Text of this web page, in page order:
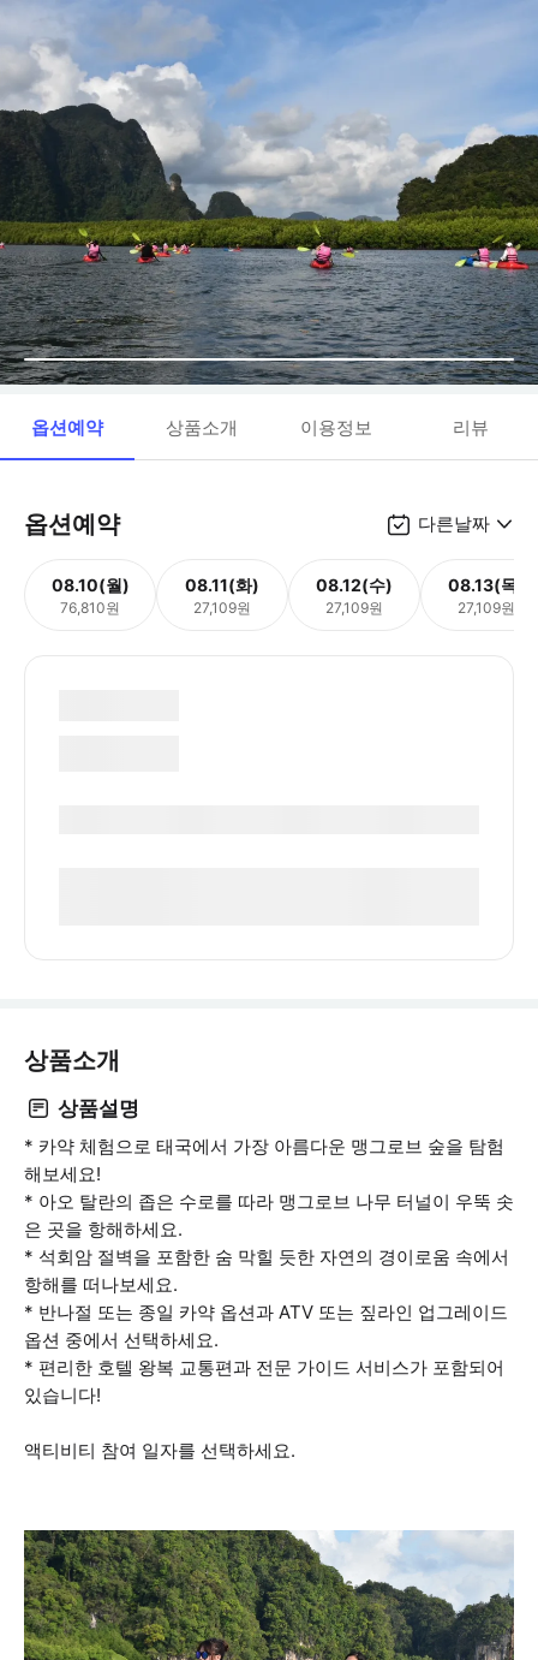
옵션예약 상품소개 이용정보 리뷰
옵션예약 다른날짜
08.10(월)
76,810원
08.11(화)
27,109원
08.12(수)
27,109원
08.13(목)
27,109원
상품소개
상품설명
* 카약 체험으로 태국에서 가장 아름다운 맹그로브 숲을 탐험
해보세요!
* 아오 탈란의 좁은 수로를 따라 맹그로브 나무 터널이 우뚝 솟
은 곳을 항해하세요.
* 석회암 절벽을 포함한 숨 막힐 듯한 자연의 경이로움 속에서
항해를 떠나보세요.
* 반나절 또는 종일 카약 옵션과 ATV 또는 짚라인 업그레이드
옵션 중에서 선택하세요.
* 편리한 호텔 왕복 교통편과 전문 가이드 서비스가 포함되어
있습니다!
액티비티 참여 일자를 선택하세요.